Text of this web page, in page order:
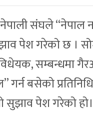
संघले “नेपाल
पेश गरेको छ ।
सम्बन्धमा
बसेको
पेश गरेको हो।